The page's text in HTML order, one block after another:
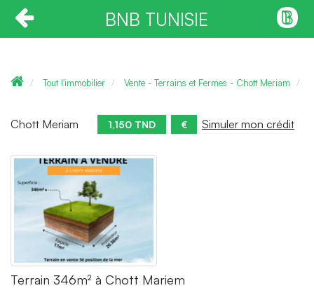
BNB TUNISIE
Tout l'immobilier Vente - Terrains et Fermes - Chott Meriam
Chott Meriam 1,150 TND € Simuler mon crédit
Terrain 346m² à Chott Mariem